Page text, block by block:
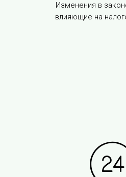
Изменения в
влияющие на